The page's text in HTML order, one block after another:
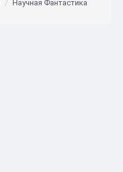
Научная Фантастика